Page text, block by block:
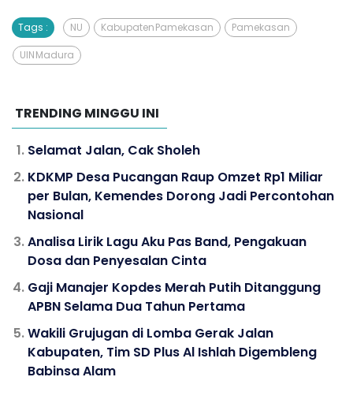
Tags : NU Kabupaten Pamekasan Pamekasan
UIN Madura
TRENDING MINGGU INI
Selamat Jalan, Cak Sholeh
KDKMP Desa Pucangan Raup Omzet Rp1 Miliar
per Bulan, Kemendes Dorong Jadi Percontohan
Nasional
Analisa Lirik Lagu Aku Pas Band, Pengakuan
Dosa dan Penyesalan Cinta
Gaji Manajer Kopdes Merah Putih Ditanggung
APBN Selama Dua Tahun Pertama
Wakili Grujugan di Lomba Gerak Jalan
Kabupaten, Tim SD Plus Al Ishlah Digembleng
Babinsa Alam